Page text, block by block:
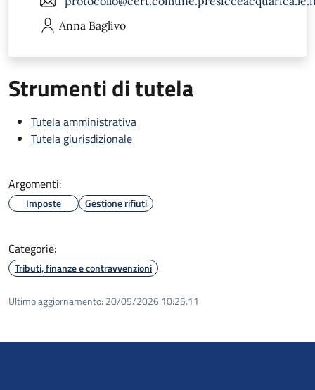
Anna Baglivo
Strumenti di tutela
Tutela amministrativa
Tutela giurisdizionale
Argomenti:
Imposte Gestione rifiuti
Categorie:
Tributi, finanze e contravvenzioni
Ultimo aggiornamento: 20/05/2026 10:25.11